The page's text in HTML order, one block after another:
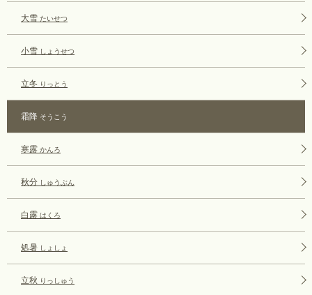
大雪 たいせつ
小雪 しょうせつ
立冬 りっとう
霜降 そうこう
寒露 かんろ
秋分 しゅうぶん
白露 はくろ
処暑 しょしょ
立秋 りっしゅう